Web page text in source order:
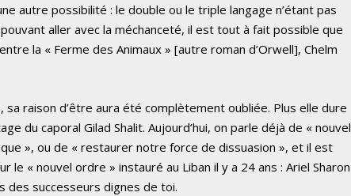
autre possibilité : le double ou le triple langage n’étant pas
aller avec la méchanceté, il est tout à fait possible que
la « Ferme des Animaux » [autre roman d’Orwell], Chelm
sa raison d’être aura été complètement oubliée. Plus elle dure
du caporal Gilad Shalit. Aujourd’hui, on parle déjà de « nouvel
», ou de « restaurer notre force de dissuasion », et il est
« nouvel ordre » instauré au Liban il y a 24 ans : Ariel Sharon
des successeurs dignes de toi.